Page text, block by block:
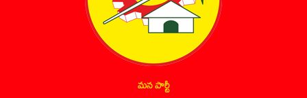
మన పార్టీ